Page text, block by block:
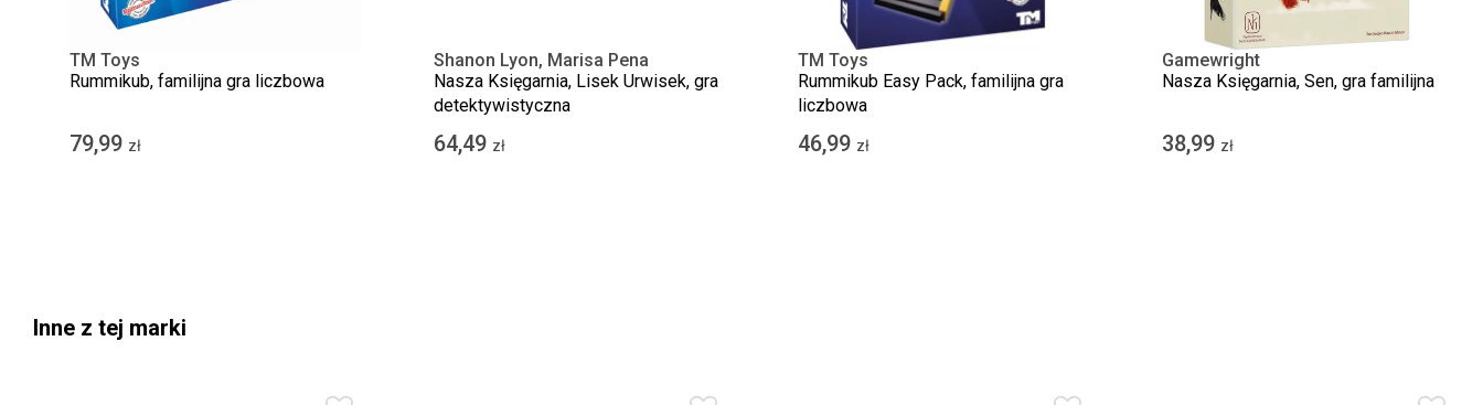
TM Toys
Rummikub, familijna gra liczbowa
79,99 zł
Shanon Lyon, Marisa Pena
Nasza Księgarnia, Lisek Urwisek, gra
detektywistyczna
64,49 zł
TM Toys
Rummikub Easy Pack, familijna gra
liczbowa
46,99 zł
Gamewright
Nasza Księgarnia, Sen, gra familijna
38,99 zł
Inne z tej marki